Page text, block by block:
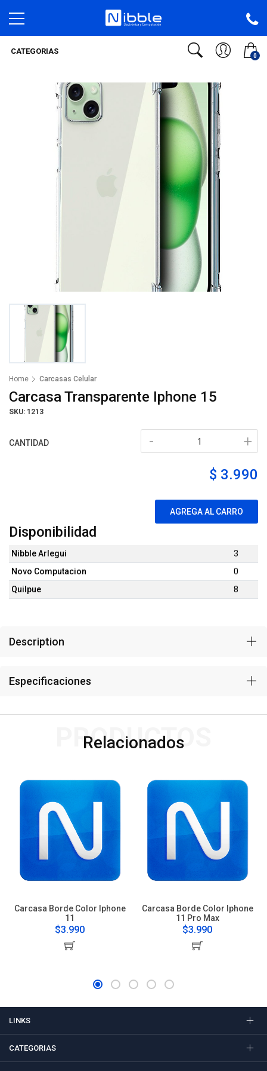
0
CATEGORIAS
Home Carcasas Celular
Carcasa Transparente Iphone 15
SKU: 1213
CANTIDAD +
-
$ 3.990
AGREGA AL CARRO
Disponibilidad
Nibble Arlegui
3
Novo Computacion
0
Quilpue
8
Description
Especificaciones
Relacionados
PRODUCTOS
Carcasa Borde Color Iphone
11
$3.990
Carcasa Borde Color Iphone
11 Pro Max
$3.990
LINKS
CATEGORIAS